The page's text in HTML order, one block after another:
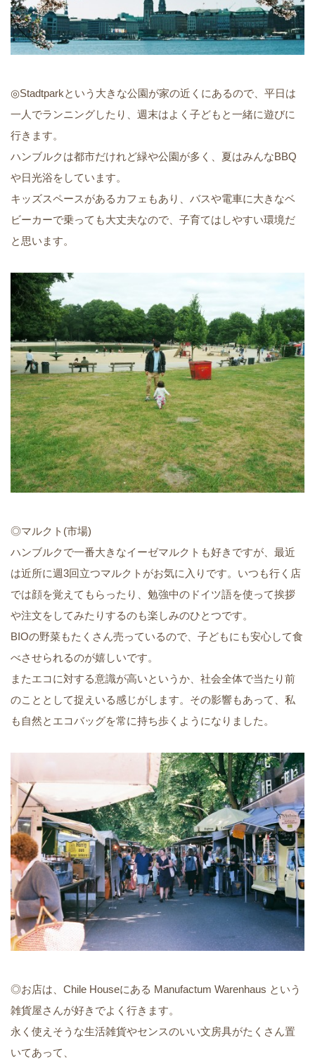
◎Stadtparkという大きな公園が家の近くにあるので、平日は
一人でランニングしたり、週末はよく子どもと一緒に遊びに
行きます。
ハンブルクは都市だけれど緑や公園が多く、夏はみんなBBQ
や日光浴をしています。
キッズスペースがあるカフェもあり、バスや電車に大きなベ
ビーカーで乗っても大丈夫なので、子育てはしやすい環境だ
と思います。
◎マルクト(市場)
ハンブルクで一番大きなイーゼマルクトも好きですが、最近
は近所に週3回立つマルクトがお気に入りです。いつも行く店
では顔を覚えてもらったり、勉強中のドイツ語を使って挨拶
や注文をしてみたりするのも楽しみのひとつです。
BIOの野菜もたくさん売っているので、子どもにも安心して食
べさせられるのが嬉しいです。
またエコに対する意識が高いというか、社会全体で当たり前
のこととして捉えいる感じがします。その影響もあって、私
も自然とエコバッグを常に持ち歩くようになりました。
◎お店は、Chile Houseにある Manufactum Warenhaus という
雑貨屋さんが好きでよく行きます。
永く使えそうな生活雑貨やセンスのいい文房具がたくさん置
いてあって、